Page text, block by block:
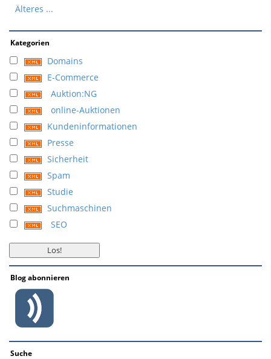
Älteres ...
Kategorien
Domains
E-Commerce
Auktion:NG
online-Auktionen
Kundeninformationen
Presse
Sicherheit
Spam
Studie
Suchmaschinen
SEO
Blog abonnieren
Suche